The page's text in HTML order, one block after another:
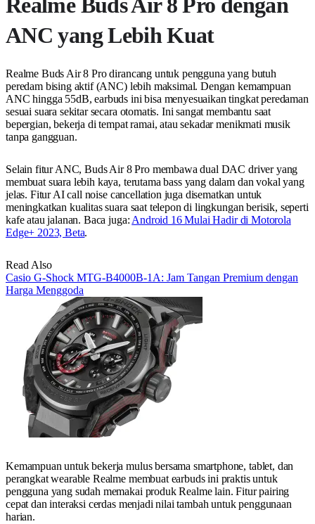
ANC yang Lebih Kuat
Realme Buds Air 8 Pro dirancang untuk pengguna yang butuh
peredam bising aktif (ANC) lebih maksimal. Dengan kemampuan
ANC hingga 55dB, earbuds ini bisa menyesuaikan tingkat peredaman
sesuai suara sekitar secara otomatis. Ini sangat membantu saat
bepergian, bekerja di tempat ramai, atau sekadar menikmati musik
tanpa gangguan.
Selain fitur ANC, Buds Air 8 Pro membawa dual DAC driver yang
membuat suara lebih kaya, terutama bass yang dalam dan vokal yang
jelas. Fitur AI call noise cancellation juga disematkan untuk
meningkatkan kualitas suara saat telepon di lingkungan berisik, seperti
kafe atau jalanan. Baca juga: Android 16 Mulai Hadir di Motorola
Edge+ 2023, Beta.
Read Also
Casio G-Shock MTG-B4000B-1A: Jam Tangan Premium dengan
Harga Menggoda
Kemampuan untuk bekerja mulus bersama smartphone, tablet, dan
perangkat wearable Realme membuat earbuds ini praktis untuk
pengguna yang sudah memakai produk Realme lain. Fitur pairing
cepat dan interaksi cerdas menjadi nilai tambah untuk penggunaan
harian.